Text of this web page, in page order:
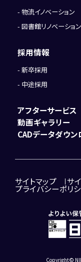
物流イノベーション
図書館リノベーション
採用情報
新卒採用
中途採用
アフターサービス
動画ギャラリー
CADデータダウン
サイトマップ サ
プライバシーポリ
Copyright©